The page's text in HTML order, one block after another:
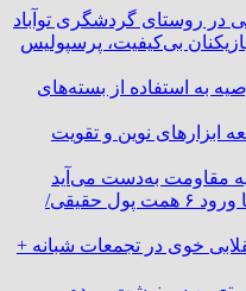
در روستای گردشگری توآباد
بی‌کیفیت، پرسپولیس
به استفاده از بسته‌های
ابزارهای نوین و تقویت
مقاومت به‌دست می‌آید
رشد ۱۳۰ هزار واحدی بورس با ورود ۶ همت پول حقیقی/
خوی در تجمعات شبانه +